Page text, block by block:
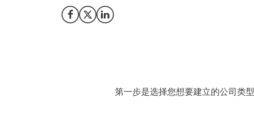
Share on Facebook
Share on X (Twitter)
Share on LinkedIn
第一步是选择您想要建立的公司类型